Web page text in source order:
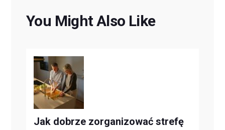
You Might Also Like
Jak dobrze zorganizować strefę